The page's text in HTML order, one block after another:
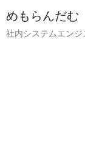
めもらんだむ
社内システムエン